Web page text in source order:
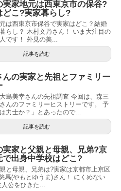
実家地元は西東京市の保谷?
どこ?実家暮らし?
は西東京市保谷で実家はどこ？結婚
らし？ 木村文乃さん！ いま大注目の
です！ 外見の美...
記事を読む
んの実家と先祖とファミリー
大島美幸さんの先祖調査 今回は、森三
んのファミリーヒストリーです。 予
力士か？」とあったので...
記事を読む
実家と父親と母親、兄弟?京
で出身中学校はどこ?
と母親、兄弟は?実家は京都市上京区
馬(やもとゆうま)さん！ にくめない
公をひきた...